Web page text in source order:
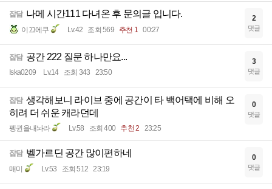
잡담 나메 시간111 다녀온 후 문의글 입니다.
이끄에쿠 Lv.42 조회 569 추천 1 00:27
2
댓글
잡담 공간 222 질문 하나만요...
Iska0209 Lv.14 조회 343 23:50
3
댓글
잡담 생각해보니 라이브 중에 공간이 타 백어택에 비해 오
히려 더 쉬운 캐라던데
펭귄을내놔라 Lv.58 조회 400 추천 2 23:25
0
댓글
잡담 벨가르딘 공간 많이편하네
매미 Lv.53 조회 512 23:19
0
댓글